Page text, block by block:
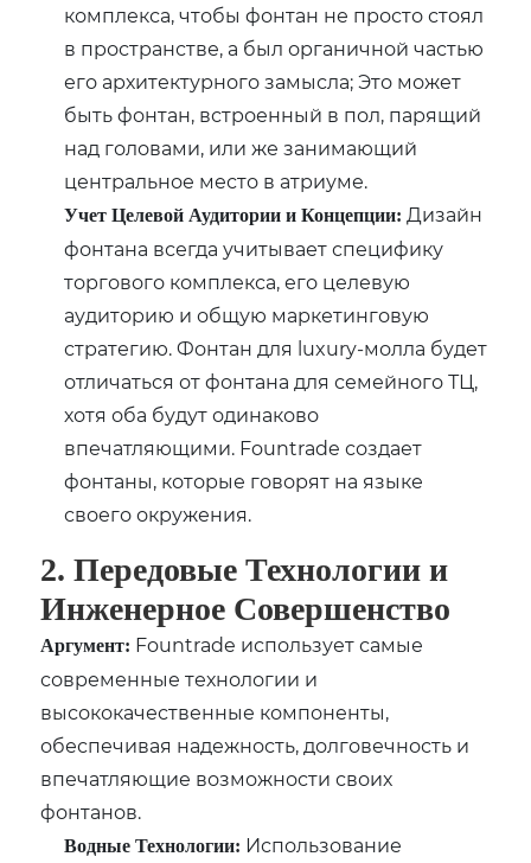
комплекса, чтобы фонтан не просто стоял
в пространстве, а был органичной частью
его архитектурного замысла; Это может
быть фонтан, встроенный в пол, парящий
над головами, или же занимающий
центральное место в атриуме.
Учет Целевой Аудитории и Концепции: Дизайн
фонтана всегда учитывает специфику
торгового комплекса, его целевую
аудиторию и общую маркетинговую
стратегию. Фонтан для luxury-молла будет
отличаться от фонтана для семейного ТЦ,
хотя оба будут одинаково
впечатляющими. Fountrade создает
фонтаны, которые говорят на языке
своего окружения.
2. Передовые Технологии и
Инженерное Совершенство
Аргумент: Fountrade использует самые
современные технологии и
высококачественные компоненты,
обеспечивая надежность, долговечность и
впечатляющие возможности своих
фонтанов.
Водные Технологии: Использование